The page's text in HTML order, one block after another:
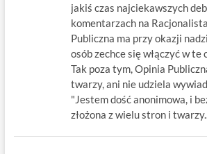
jakiś czas najciekawszych
komentarzach na
Publiczna ma przy okazji
osób zechce się włączyć w te
Tak poza tym, Opinia
twarzy, ani nie udziela
"Jestem dość anonimowa, i
złożona z wielu stron i